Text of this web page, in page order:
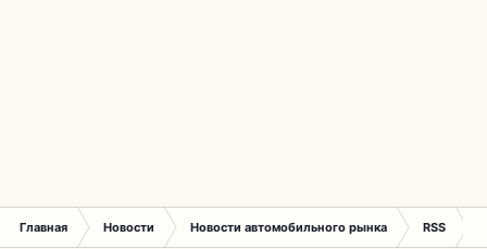
Главная Новости Новости автомобильного рынка RSS